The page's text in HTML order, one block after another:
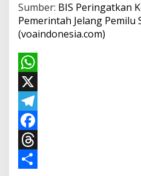
Sumber: BIS Peringatkan
Pemerintah Jelang Pemilu
(voaindonesia.com)
W
h
a
s
X
T
eF
aT